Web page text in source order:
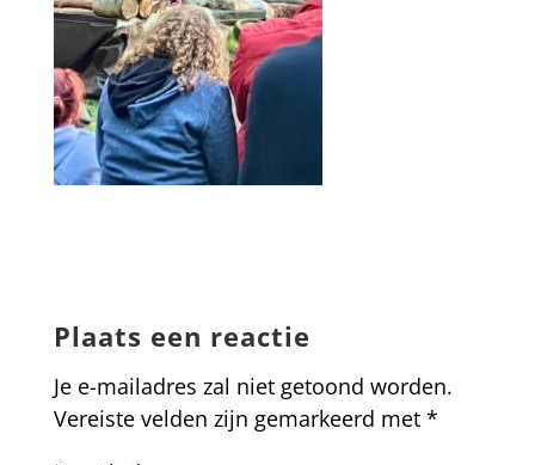
Plaats een reactie
Je e-mailadres zal niet getoond worden.
Vereiste velden zijn gemarkeerd met *